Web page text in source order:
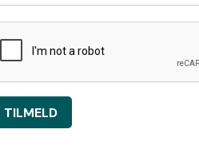
TILMELD